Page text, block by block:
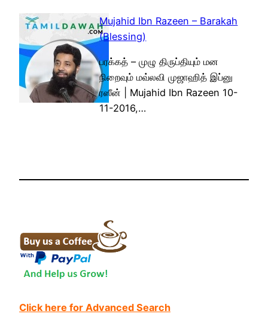
Mujahid Ibn Razeen – Barakah
(Blessing)
பரக்கத் – முழு திருப்தியும் மன
நிறைவும் மவ்லவி முஜாஹித் இப்னு
ரஸீன் | Mujahid Ibn Razeen 10-
11-2016,…
Click here for Advanced Search